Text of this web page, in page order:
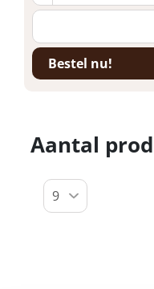
Bestel nu!
Aantal